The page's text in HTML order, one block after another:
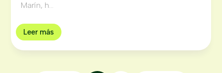
Marín, h...
Leer más